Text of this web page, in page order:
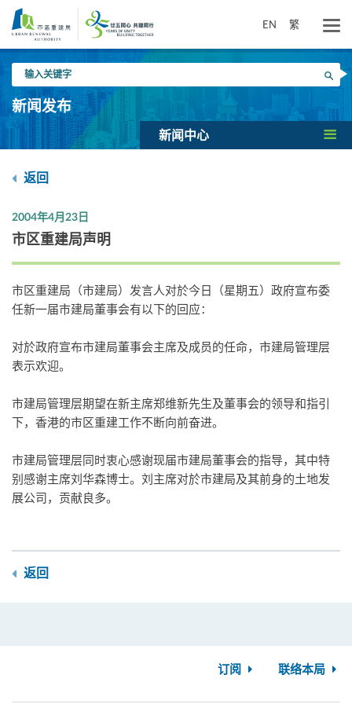
要
EN 繁
入
关
键
搜寻
新闻发布
新闻中心
返回
2004年4月23日
市区重建局声明
市区重建局（市建局）发言人对於今日（星期五）政府宣布委
任新一届市建局董事会有以下的回应：
对於政府宣布市建局董事会主席及成员的任命，市建局管理层
表示欢迎。
市建局管理层期望在新主席郑维新先生及董事会的领导和指引
下，香港的市区重建工作不断向前奋进。
市建局管理层同时衷心感谢现届市建局董事会的指导，其中特
别感谢主席刘华森博士。刘主席对於市建局及其前身的土地发
展公司，贡献良多。
返回
订阅 联络本局